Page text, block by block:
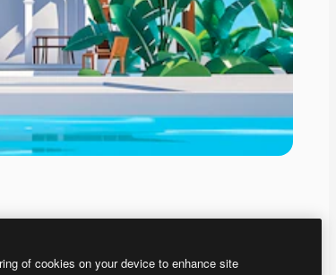
像を作成できます。
of cookies on your device to enhance site